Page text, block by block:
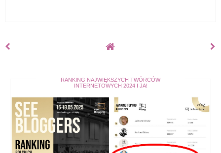
RANKING NAJWIĘKSZYCH TWÓRCÓW
INTERNETOWYCH 2024 I JA!